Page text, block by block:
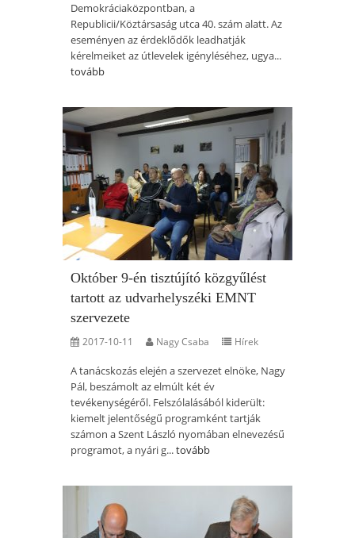
Demokráciaközpontban, a
Republicii/Köztársaság utca 40. szám alatt. Az
eseményen az érdeklődők leadhatják
kérelmeiket az útlevelek igényléséhez, ugya...
tovább
Október 9-én tisztújító közgyűlést
tartott az udvarhelyszéki EMNT
szervezete
2017-10-11 Nagy Csaba Hírek
A tanácskozás elején a szervezet elnöke, Nagy
Pál, beszámolt az elmúlt két év
tevékenységéről. Felszólalásából kiderült:
kiemelt jelentőségű programként tartják
számon a Szent László nyomában elnevezésű
programot, a nyári g...tovább